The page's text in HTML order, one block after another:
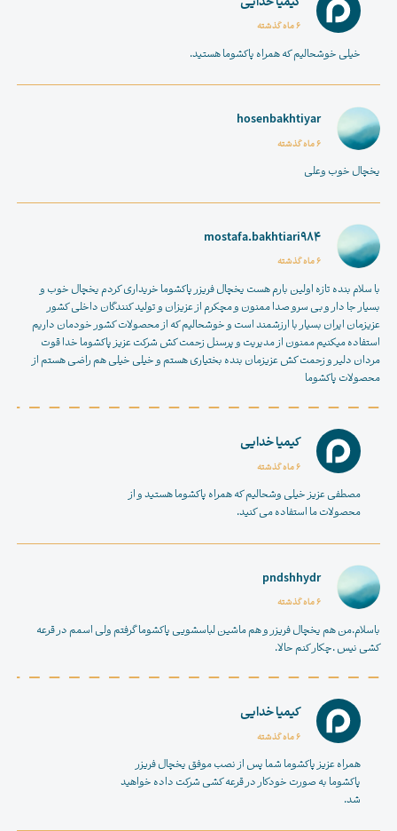
6 ماه گذشته
خیلی خوشحالیم که همراه پاکشوما هستید.
hosenbakhtiyar
6 ماه گذشته
یخچال خوب وعلی
mostafa.bakhtiari984
6 ماه گذشته
با سلام بنده تازه اولین بارم هست یخچال فریزر پاکشوما خریداری کردم یخچال خوب و
بسیار جا دار و بی سرو صدا ممنون و مچکرم از عزیزان و تولید کنندگان داخلی کشور
عزیزمان ایران بسیار با ارزشمند است و خوشحالیم که از محصولات کشور خودمان داریم
استفاده میکنیم ممنون از مدیریت و پرسنل زحمت کش شرکت عزیز پاکشوما خدا قوت
مردان دلیر و زحمت کش عزیزمان بنده بختیاری هستم و خیلی خیلی هم راضی هستم از
محصولات پاکشوما
کیمیا خدایی
6 ماه گذشته
مصطفی عزیز خیلی وشحالیم که همراه پاکشوما هستید و از
محصولات ما استفاده می کنید.
pndshhydr
6 ماه گذشته
باسلام.من هم یخچال فریزر و هم ماشین لباسشویی پاکشوما گرفتم ولی اسمم در قرعه
کشی نیس .چکار کنم حالا.
کیمیا خدایی
6 ماه گذشته
همراه عزیز پاکشوما شما پس از نصب موفق یخچال فریزر
پاکشوما به صورت خودکار در قرعه کشی شرکت داده خواهید
شد.